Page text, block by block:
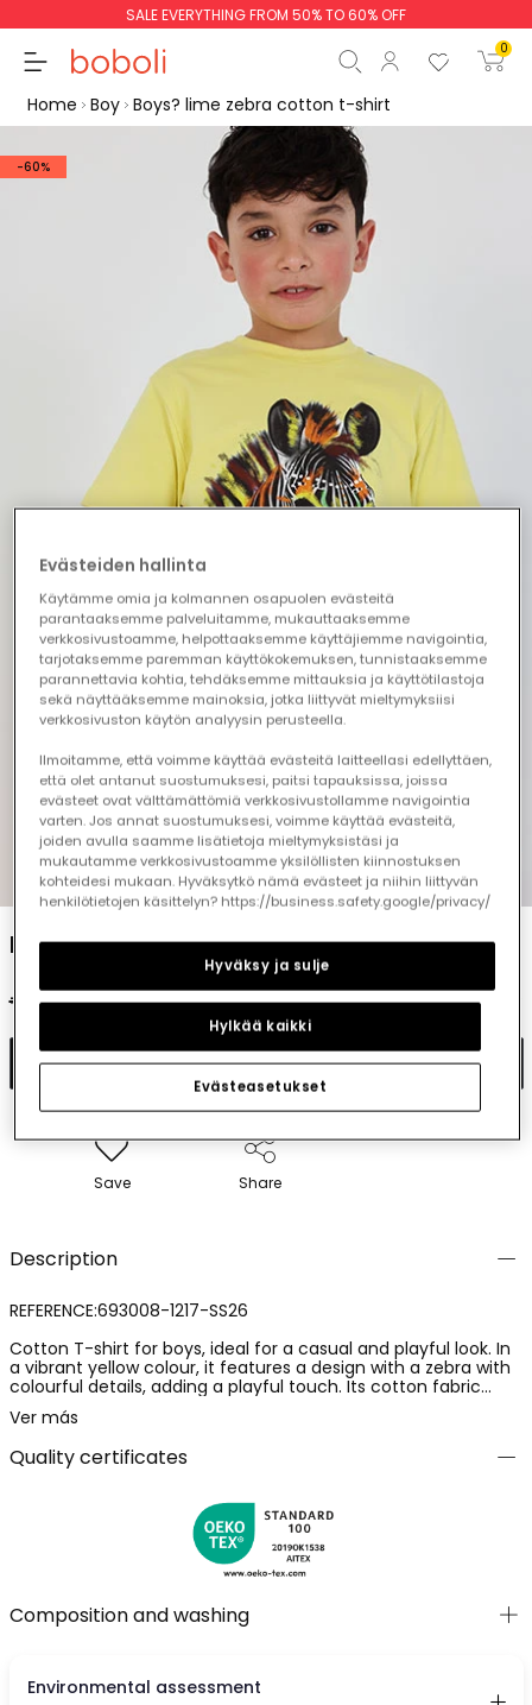
SALE EVERYTHING FROM 50% TO 60% OFF
0
Start order
Home Boy Boys? lime zebra cotton t-shirt
-60%
1 2 3 4 5
Boys? lime zebra cotton t-shirt
€17.95 €8.95 €7.15
Add to cart
Save Share
Description
REFERENCE:693008-1217-SS26
Cotton T-shirt for boys, ideal for a casual and playful look. In
a vibrant yellow colour, it features a design with a zebra with
colourful details, adding a playful touch. Its cotton fabric
ensures comfort and breathability, perfect for everyday
wear. Available sizes range from 12 months to 14 years,
adjusting to different growth stages. The short sleeves and
round neck make it a versatile option to pair with jeans or
Ver más
Quality certificates
Composition and washing
Evästeiden hallinta
Käytämme omia ja kolmannen osapuolen evästeitä
parantaaksemme palveluitamme, mukauttaaksemme
verkkosivustoamme, helpottaaksemme käyttäjiemme navigointia,
tarjotaksemme paremman käyttökokemuksen, tunnistaaksemme
parannettavia kohtia, tehdäksemme mittauksia ja käyttötilastoja
sekä näyttääksemme mainoksia, jotka liittyvät mieltymyksiisi
verkkosivuston käytön analyysin perusteella.
Ilmoitamme, että voimme käyttää evästeitä laitteellasi edellyttäen,
että olet antanut suostumuksesi, paitsi tapauksissa, joissa
evästeet ovat välttämättömiä verkkosivustollamme navigointia
varten. Jos annat suostumuksesi, voimme käyttää evästeitä,
joiden avulla saamme lisätietoja mieltymyksistäsi ja
mukautamme verkkosivustoamme yksilöllisten kiinnostuksen
kohteidesi mukaan. Hyväksytkö nämä evästeet ja niihin liittyvän
henkilötietojen käsittelyn? https://business.safety.google/privacy/
Evästeasetukset
Hylkää kaikki
Hyväksy ja sulje